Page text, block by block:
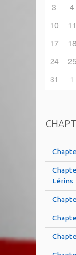
3
4
10
11
17
18
24
25
31
1
Lérins